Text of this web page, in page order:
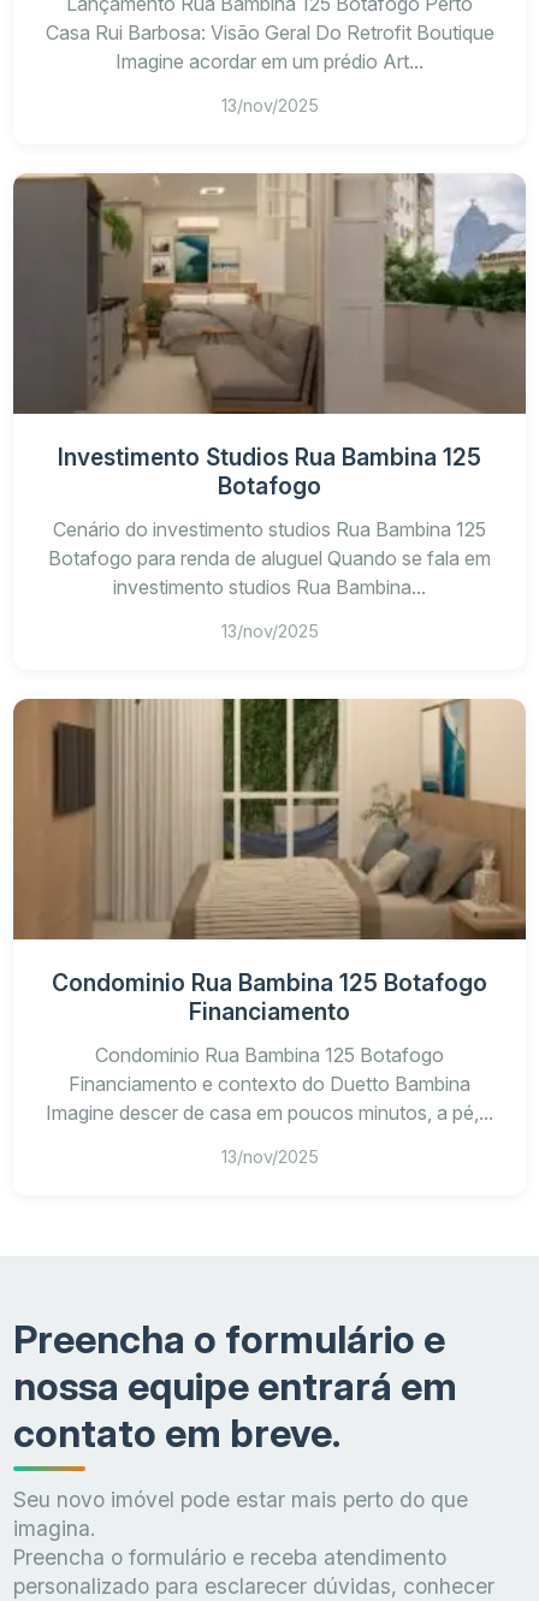
Casa Rui Barbosa: Visão Geral Do Retrofit Boutique
Imagine acordar em um prédio Art...
13/nov/2025
Investimento Studios Rua Bambina 125
Botafogo
Cenário do investimento studios Rua Bambina 125
Botafogo para renda de aluguel Quando se fala em
investimento studios Rua Bambina...
13/nov/2025
Condominio Rua Bambina 125 Botafogo
Financiamento
Condominio Rua Bambina 125 Botafogo
Financiamento e contexto do Duetto Bambina
Imagine descer de casa em poucos minutos, a pé,...
13/nov/2025
Preencha o formulário e
nossa equipe entrará em
contato em breve.
Seu novo imóvel pode estar mais perto do que
imagina.
Preencha o formulário e receba atendimento
personalizado para esclarecer dúvidas, conhecer